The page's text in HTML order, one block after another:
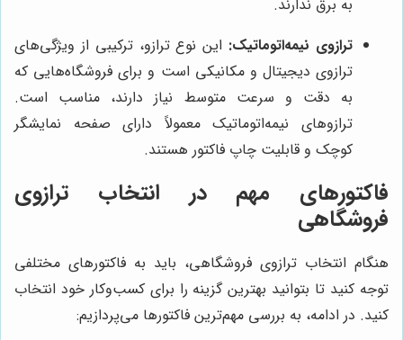
به برق ندارند.
ترازوی نیمه‌اتوماتیک: این نوع ترازو، ترکیبی از ویژگی‌های
ترازوی دیجیتال و مکانیکی است و برای فروشگاه‌هایی که
به دقت و سرعت متوسط نیاز دارند، مناسب است.
ترازوهای نیمه‌اتوماتیک معمولاً دارای صفحه نمایشگر
کوچک و قابلیت چاپ فاکتور هستند.
فاکتورهای مهم در انتخاب ترازوی
فروشگاهی
هنگام انتخاب ترازوی فروشگاهی، باید به فاکتورهای مختلفی
توجه کنید تا بتوانید بهترین گزینه را برای کسب‌وکار خود انتخاب
کنید. در ادامه، به بررسی مهم‌ترین فاکتورها می‌پردازیم: